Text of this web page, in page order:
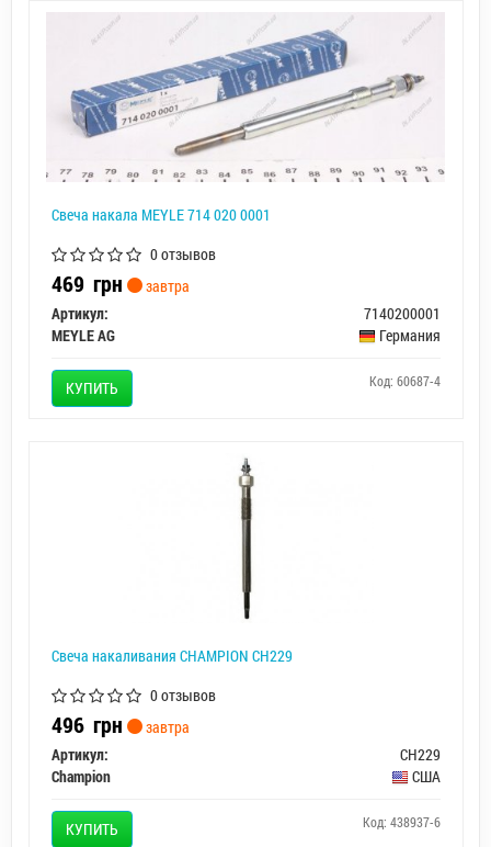
Свеча накала MEYLE 714 020 0001
0 отзывов
469 грн
завтра
Артикул:
7140200001
MEYLE AG
Германия
КУПИТЬ Код: 60687-4
Свеча накаливания CHAMPION CH229
0 отзывов
496 грн
завтра
Артикул:
CH229
Champion
США
КУПИТЬ Код: 438937-6